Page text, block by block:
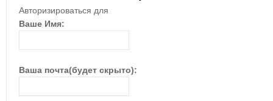
Авторизироваться для
Ваше Имя:
Ваша почта(будет скрыто):